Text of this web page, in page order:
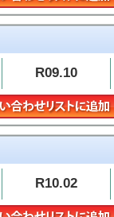
R09.10
R10.02